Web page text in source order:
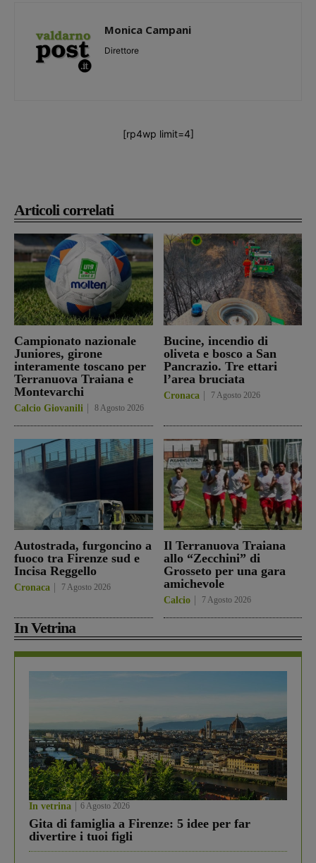
Articoli correlati
Campionato nazionale
Juniores, girone
interamente toscano per
Terranuova Traiana e
Montevarchi
Calcio Giovanili 8 Agosto 2026
Bucine, incendio di
oliveta e bosco a San
Pancrazio. Tre ettari
l’area bruciata
Cronaca 7 Agosto 2026
Autostrada, furgoncino a
fuoco tra Firenze sud e
Incisa Reggello
Cronaca 7 Agosto 2026
Il Terranuova Traiana
allo “Zecchini” di
Grosseto per una gara
amichevole
Calcio 7 Agosto 2026
In Vetrina
In vetrina 6 Agosto 2026
Gita di famiglia a Firenze: 5 idee per far
divertire i tuoi figli
Monica Campani
Direttore
[rp4wp limit=4]